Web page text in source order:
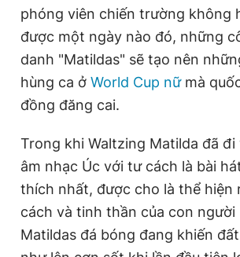
Đọc Thanh Niên trên điện thoại
0906 645 777 0908 780
Đặt báo Quảng cáo RSS Tòa
phóng viên chiến trường không
được một ngày nào đó, những
danh "Matildas" sẽ tạo nên
hùng ca ở World Cup nữmà
đồng đăng cai.
Trong khi Waltzing Matilda đã đi
âm nhạc Úc với tư cách là bài
thích nhất, được cho là thể hiện
cách và tinh thần của con người
Matildas đá bóng đang khiến